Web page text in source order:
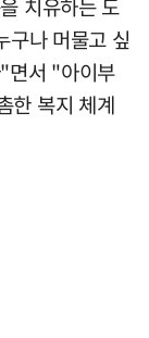
치유하는 도
구나 머물고 싶
면서 "아이부
한 복지 체계